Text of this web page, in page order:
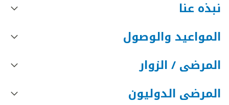
نبذه عنا
المواعيد والوصول
المرضى / الزوار
المرضى الدوليون